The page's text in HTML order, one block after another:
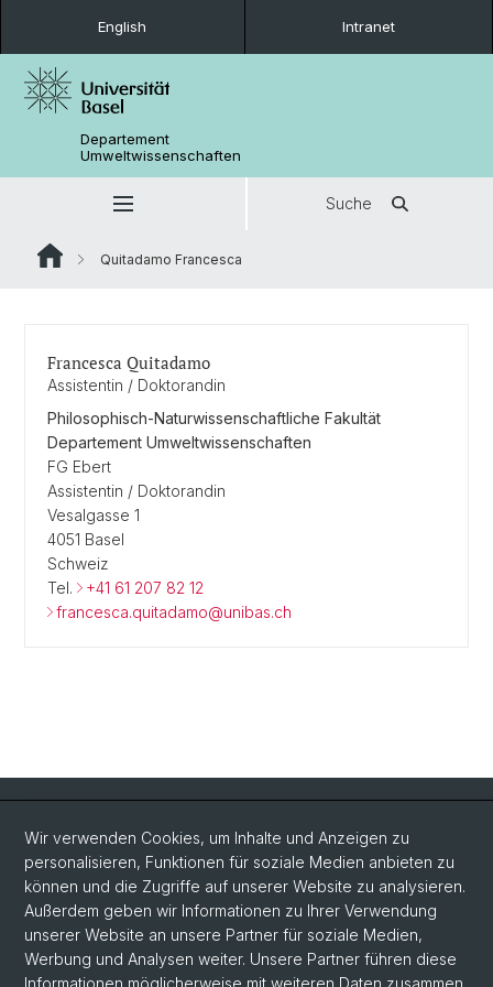
English Intranet
Departement
Umweltwissenschaften
Suche
Quitadamo Francesca
Francesca Quitadamo
Assistentin / Doktorandin
Philosophisch-Naturwissenschaftliche Fakultät
Departement Umweltwissenschaften
FG Ebert
Assistentin / Doktorandin
Vesalgasse 1
4051 Basel
Schweiz
Tel.
+41 61 207 82 12
francesca.quitadamo@unibas.ch
Quick Links
Kontakt
Wichtige Links & Fotogalerie
Wir verwenden Cookies, um Inhalte und Anzeigen zu
personalisieren, Funktionen für soziale Medien anbieten zu
können und die Zugriffe auf unserer Website zu analysieren.
Außerdem geben wir Informationen zu Ihrer Verwendung
unserer Website an unsere Partner für soziale Medien,
Werbung und Analysen weiter. Unsere Partner führen diese
Informationen möglicherweise mit weiteren Daten zusammen,